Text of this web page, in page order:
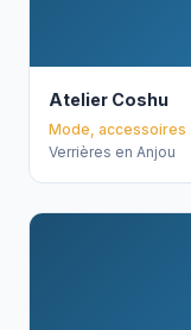
Atelier Coshu
Mode, accessoires
Verrières en Anjou